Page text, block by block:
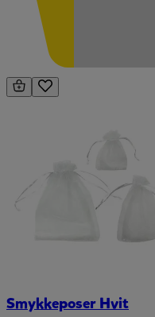
Smykkeposer Hvit